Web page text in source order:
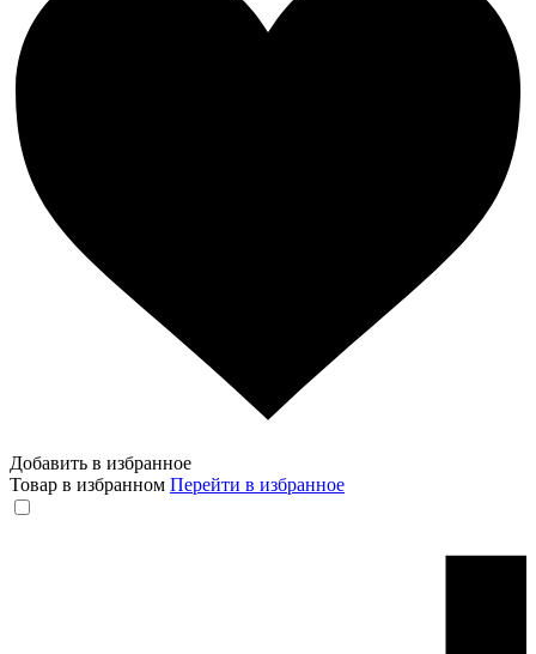
Добавить в избранное
Товар в избранном Перейти в избранное